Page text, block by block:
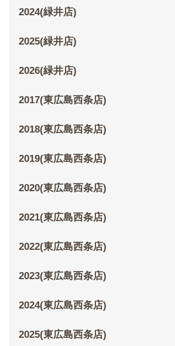
2024(緑井店)
2025(緑井店)
2026(緑井店)
2017(東広島西条店)
2018(東広島西条店)
2019(東広島西条店)
2020(東広島西条店)
2021(東広島西条店)
2022(東広島西条店)
2023(東広島西条店)
2024(東広島西条店)
2025(東広島西条店)